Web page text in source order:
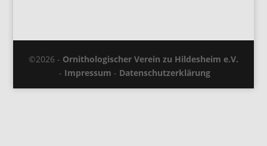
©2026 - Ornithologischer Verein zu Hildesheim e.V.
- Impressum - Datenschutzerklärung